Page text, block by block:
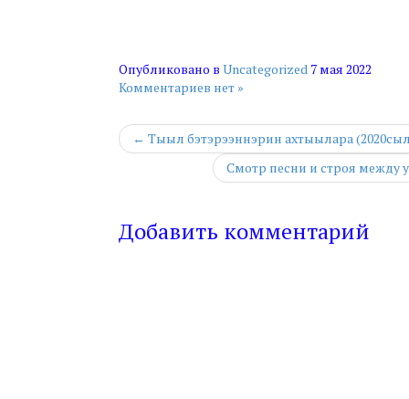
Опубликовано в Uncategorized 7 мая 2022
Комментариев нет »
← Тыыл бэтэрээннэрин ахтыылара
Смотр песни и строя между
Добавить комментарий